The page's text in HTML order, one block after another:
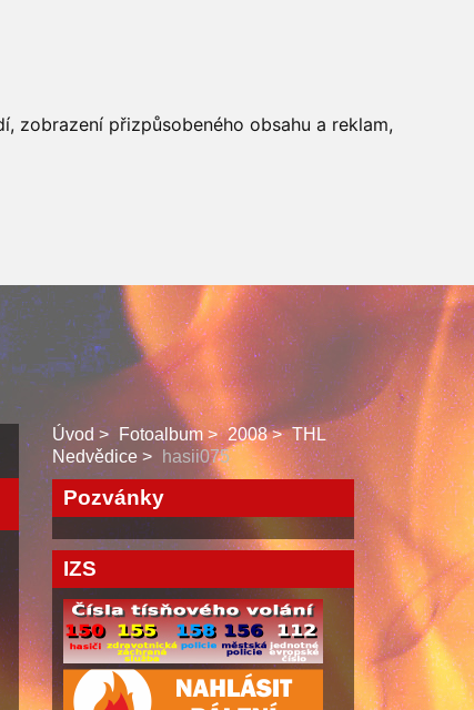
zobrazení přizpůsobeného obsahu a reklam,
Úvod Fotoalbum 2008
THL
Nedvědice
hasii075
Pozvánky
IZS